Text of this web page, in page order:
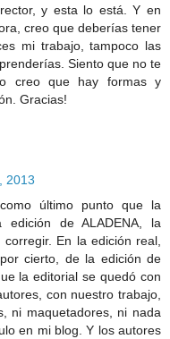
y esta lo está. Y en
creo que deberías tener
mi trabajo, tampoco las
Siento que no te
creo que hay formas y
Gracias!
2013
último punto que la
de ALADENA, la
En la edición real,
cierto, de la edición de
la editorial se quedó con
con nuestro trabajo,
ni maquetadores, ni nada
en mi blog. Y los autores